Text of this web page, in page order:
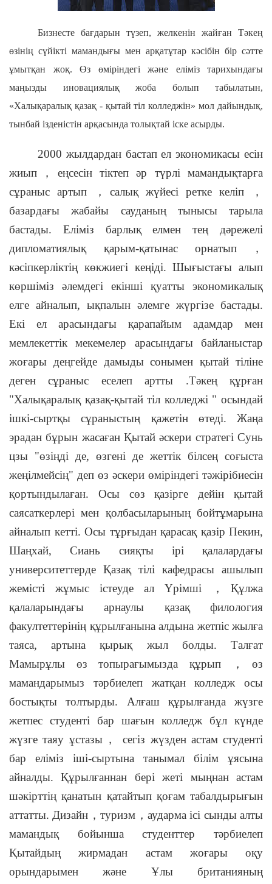
Бизнесте бағдарын түзеп, желкенін жайған Тәкең
өзінің сүйікті мамандығы мен арқатұтар кәсібін бір сәтте
ұмытқан жоқ. Өз өміріндегі және еліміз тарихындағы
маңызды иновациялық жоба болып табылатын,
«Халықаралық қазақ - қытай тіл колледжін» мол дайындық,
тынбай ізденістін арқасында толықтай іске асырды.
2000 жылдардан бастап ел экономикасы есін
жиып ， еңсесін тіктеп әр түрлі мамандықтарға
сұраныс артып
， салық жүйесі ретке келіп
，
базардағы жабайы сауданың тынысы тарыла
бастады. Еліміз барлық елмен тең дәрежелі
дипломатиялық қарым-қатынас орнатып ，
кәсіпкерліктің көкжиегі кеңіді. Шығыстағы алып
көршіміз әлемдегі екінші қуатты экономикалық
елге айналып, ықпалын әлемге жүргізе бастады.
Екі ел арасындағы қарапайым адамдар мен
мемлекеттік мекемелер арасындағы байланыстар
жоғары деңгейде дамыды сонымен қытай тіліне
деген сұраныс еселеп артты .Тәкең құрған
"Халықаралық қазақ-қытай тіл колледжі " осындай
ішкі-сыртқы сұраныстың қажетін өтеді. Жаңа
эрадан бұрын жасаған Қытай әскери стратегі Сунь
цзы "өзіңді де, өзгені де жеттік білсең соғыста
жеңілмейсің" деп өз әскери өміріндегі тәжірібиесін
қортындылаған. Осы сөз қазірге дейін қытай
саясаткерлері мен қолбасыларының бойтұмарына
айналып кетті. Осы тұрғыдан қарасақ қазір Пекин,
Шаңхай, Сиань сияқты ірі қалалардағы
университеттерде Қазақ тілі кафедрасы ашылып
жемісті жұмыс істеуде ал Үрімші
， Құлжа
қалаларындағы арнаулы қазақ филология
факултеттерінің құрылғанына алдына жетпіс жылға
таяса, артына қырық жыл болды. Талғат
Мамырұлы өз топырағымызда құрып
，өз
мамандарымыз тәрбиелеп жатқан колледж осы
бостықты толтырды. Алғаш құрылғанда жүзге
жетпес студенті бар шағын колледж бұл күнде
жүзге таяу ұстазы，
сегіз жүзден астам студенті
бар еліміз іші-сыртына танымал білім ұясына
айналды. Құрылғаннан бері жеті мыңнан астам
шәкірттің қанатын қатайтып қоғам табалдырығын
аттатты. Дизайн ，туризм ， аударма ісі сынды алты
мамандық бойынша студенттер тәрбиелеп
Қытайдың жирмадан астам жоғары оқу
орындарымен және Ұлы британияның